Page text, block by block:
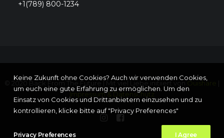
+1(789) 800-1234
Ouishare
Impressum & Datenschutz
Keine Zukunft ohne Cookies? Auch wir verwenden Cookies,
um euch eine gute Erfahrung zu ermöglichen. Um den
Einsatz von Cookies und Drittanbietern einzusehen und zu
kontrollieren, klicke bitte auf "Privacy Preferences"
Privacy Preferences I Agree